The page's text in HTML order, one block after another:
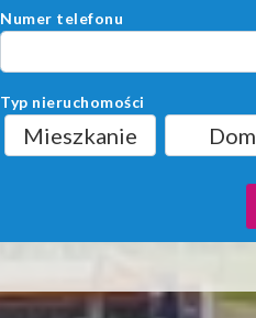
Numer telefonu
Typ nieruchomości
Mieszkanie Dom